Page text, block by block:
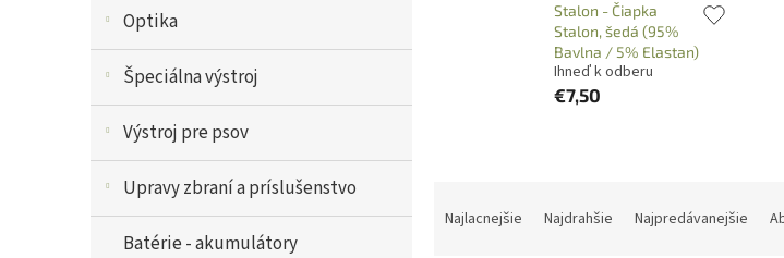
Optika
Špeciálna výstroj
Výstroj pre psov
Upravy zbraní a príslušenstvo
Batérie - akumulátory
Stalon - Čiapka
Stalon, šedá (95%
Bavlna / 5% Elastan)
Ihneď k odberu
€7,50
Najlacnejšie Najdrahšie Najpredávanejšie
p